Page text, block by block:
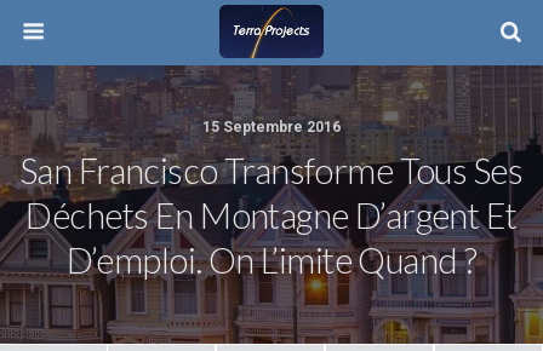
15 Septembre 2016
San Francisco Transforme Tous Ses
Déchets En Montagne D’argent Et
D’emploi. On L’imite Quand ?